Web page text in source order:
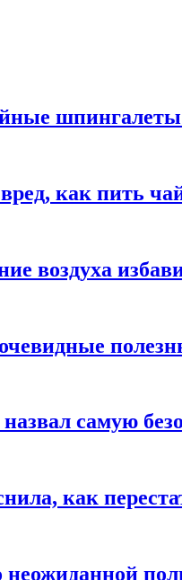
шпингалеты
как пить
воздуха
самую
как
неожиданной